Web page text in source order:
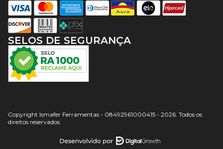
SELOS DE SEGURANÇA
Copyright Ismafer Ferramentas - 08492961000415 - 2026. Todos os
direitos reservados.